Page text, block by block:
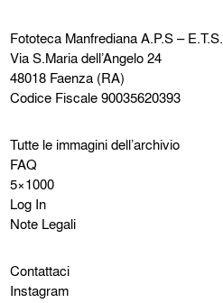
Fototeca ManfredianaA.P.S – E.T.S.
Via S.Maria dell’Angelo 24
48018 Faenza (RA)
Codice Fiscale 90035620393
Tutte le immagini dell’archivio
FAQ
5×1000
Log In
Note Legali
Contattaci
Instagram